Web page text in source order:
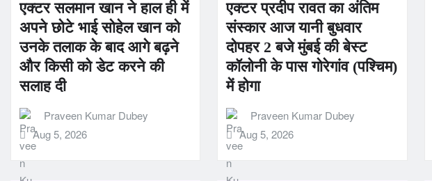
एक्टर सलमान खान ने हाल ही में
अपने छोटे भाई सोहेल खान को
उनके तलाक के बाद आगे बढ़ने
और किसी को डेट करने की
सलाह दी
Praveen Kumar Dubey
Aug 5, 2026
एक्टर प्रदीप रावत का अंतिम
संस्कार आज यानी बुधवार
दोपहर 2 बजे मुंबई की बेस्ट
कॉलोनी के पास गोरेगांव (पश्चिम)
में होगा
Praveen Kumar Dubey
Aug 5, 2026